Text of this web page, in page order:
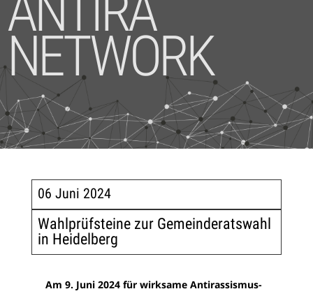
NETWORK
06 Juni 2024
Wahlprüfsteine zur Gemeinderatswahl
in Heidelberg
Am 9. Juni 2024 für wirksame Antirassismus-